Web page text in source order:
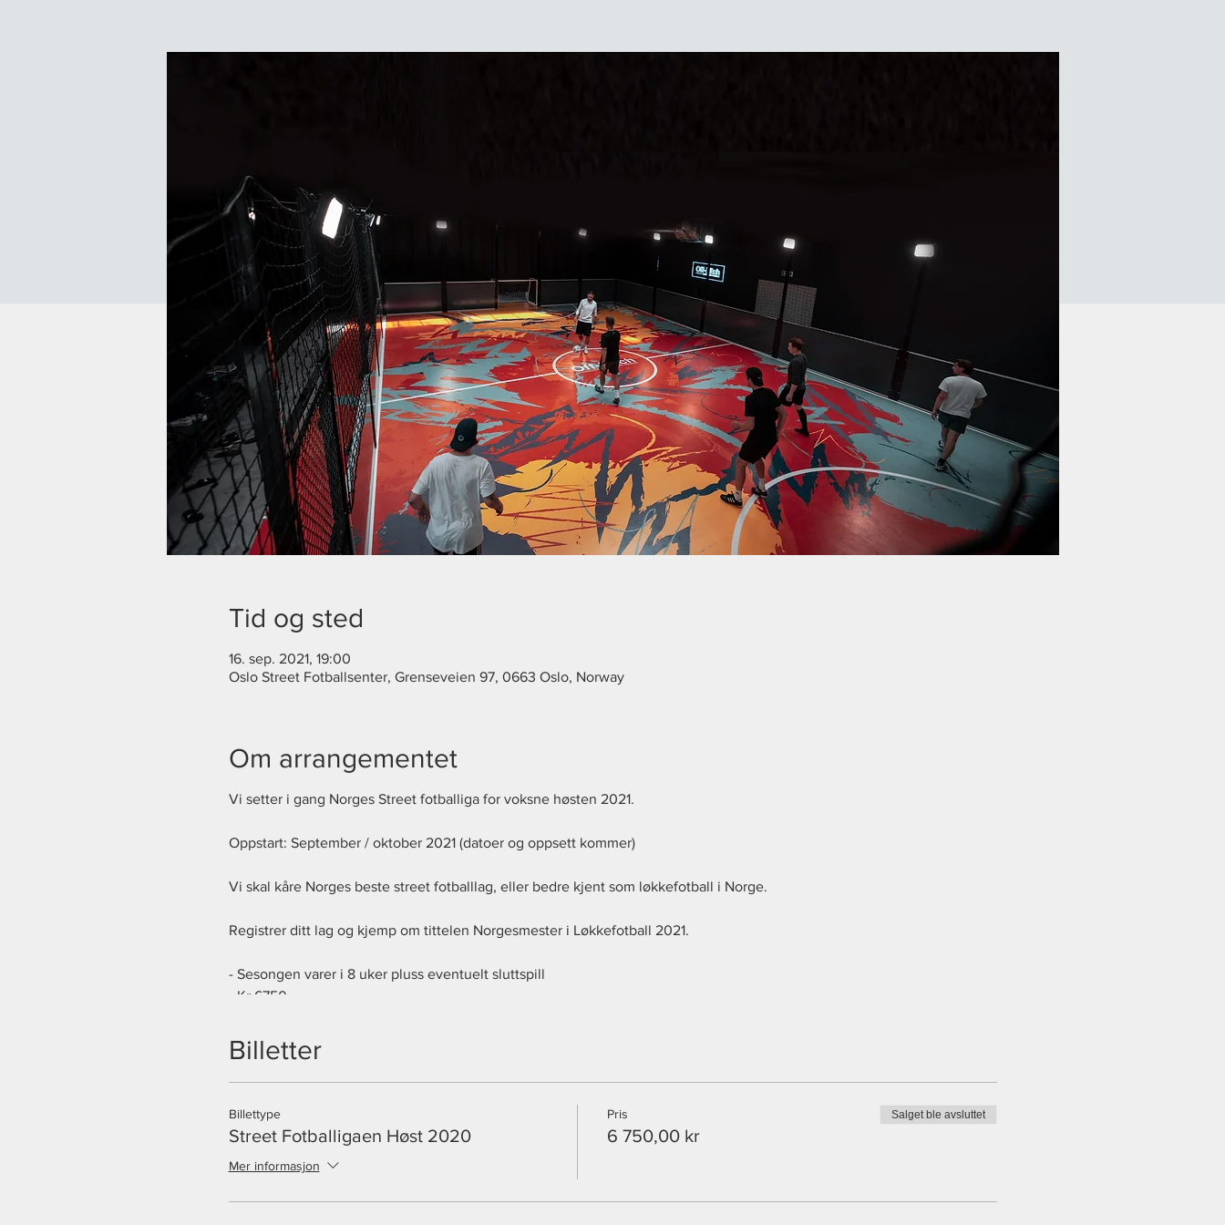
Tid og sted
16. sep. 2021, 19:00
Oslo Street Fotballsenter, Grenseveien 97, 0663 Oslo, Norway
Om arrangementet
Vi setter i gang Norges Street fotballiga for voksne høsten 2021.
Oppstart: September / oktober 2021 (datoer og oppsett kommer)
Vi skal kåre Norges beste street fotballlag, eller bedre kjent som løkkefotball i Norge.
Registrer ditt lag og kjemp om tittelen Norgesmester i Løkkefotball 2021.
- Sesongen varer i 8 uker pluss eventuelt sluttspill
- Kr 6750,-
- Pokal til vinnerlaget
Det spilleskamper på torsdager
Billetter
Billettype
Street Fotballigaen Høst 2020
Mer informasjon
Pris
6 750,00 kr
Salget ble avsluttet